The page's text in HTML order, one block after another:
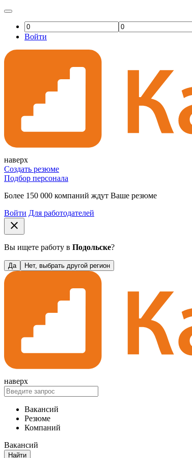
Войти
наверх
Создать резюме
Подбор персонала
Более 150 000 компаний ждут Ваше резюме
Войти Для работодателей
close
Вы ищете работу в Подольске?
Да Нет, выбрать другой регион
наверх
Вакансий
Резюме
Компаний
Вакансий
Найти